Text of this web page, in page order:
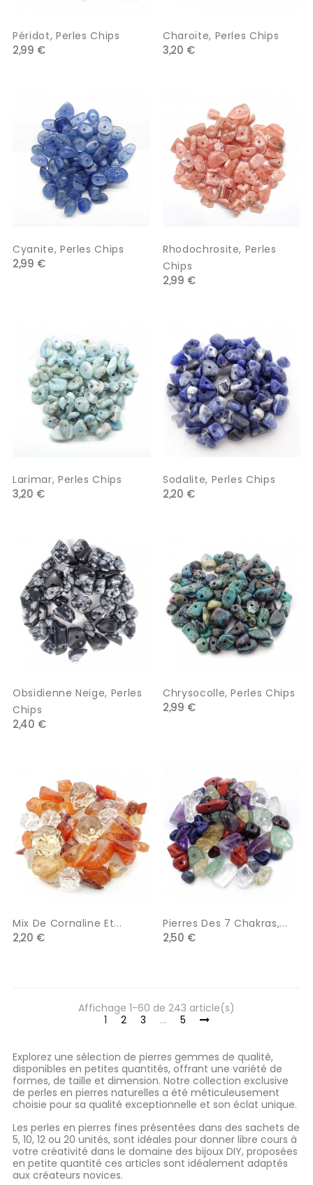
Péridot, Perles Chips
2,99 €
Charoïte, Perles Chips
3,20 €
Cyanite, Perles Chips
2,99 €
Rhodochrosite, Perles
Chips
2,99 €
Larimar, Perles Chips
3,20 €
Sodalite, Perles Chips
2,20 €
Obsidienne Neige, Perles
Chips
2,40 €
Chrysocolle, Perles Chips
2,99 €
Mix De Cornaline Et...
2,20 €
Pierres Des 7 Chakras,...
2,50 €
Affichage 1-60 de 243 article(s)
1
2 3 … 5
Explorez une sélection de pierres gemmes de qualité,
disponibles en petites quantités, offrant une variété de
formes, de taille et dimension. Notre collection exclusive
de perles en pierres naturelles a été méticuleusement
choisie pour sa qualité exceptionnelle et son éclat unique.
Les perles en pierres fines présentées dans des sachets de
5, 10, 12 ou 20 unités, sont idéales pour donner libre cours à
votre créativité dans le domaine des bijoux DIY, proposées
en petite quantité ces articles sont idéalement adaptés
aux créateurs novices.